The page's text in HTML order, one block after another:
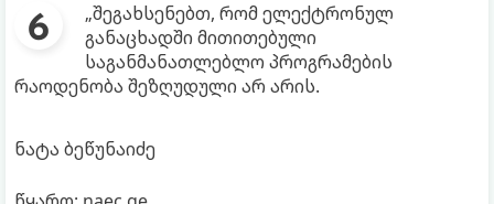
„შეგახსენებთ, რომ ელექტრონულ
განაცხადში მითითებული
საგანმანათლებლო პროგრამების
რაოდენობა შეზღუდული არ არის.
ნატა ბეწუნაიძე